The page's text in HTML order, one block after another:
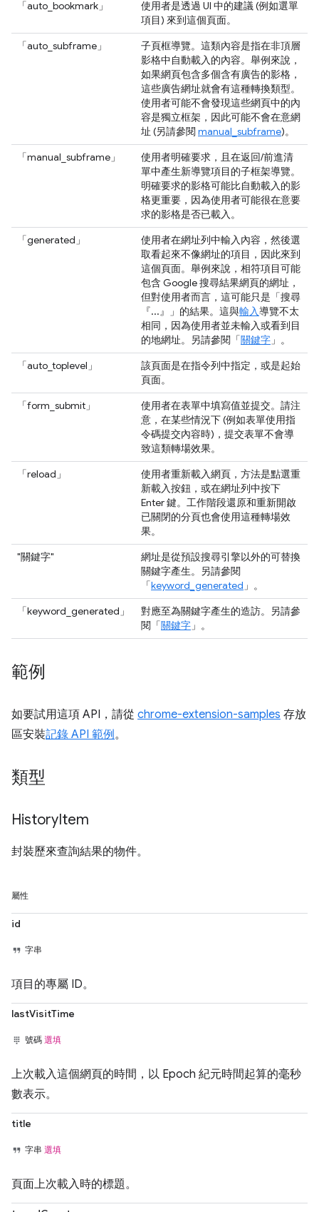
「auto_bookmark」
使用者是透過 UI 中的建議 (例如選單
項目) 來到這個頁面。
「auto_subframe」
子頁框導覽。這類內容是指在非頂層
影格中自動載入的內容。舉例來說，
如果網頁包含多個含有廣告的影格，
這些廣告網址就會有這種轉換類型。
使用者可能不會發現這些網頁中的內
容是獨立框架，因此可能不會在意網
址 (另請參閱 manual_subframe)。
「manual_subframe」
使用者明確要求，且在返回/前進清
單中產生新導覽項目的子框架導覽。
明確要求的影格可能比自動載入的影
格更重要，因為使用者可能很在意要
求的影格是否已載入。
「generated」
使用者在網址列中輸入內容，然後選
取看起來不像網址的項目，因此來到
這個頁面。舉例來說，相符項目可能
包含 Google 搜尋結果網頁的網址，
但對使用者而言，這可能只是「搜尋
『...』」的結果。這與輸入導覽不太
相同，因為使用者並未輸入或看到目
的地網址。另請參閱「關鍵字 」。
「auto_toplevel」
該頁面是在指令列中指定，或是起始
頁面。
「form_submit」
使用者在表單中填寫值並提交。請注
意，在某些情況下 (例如表單使用指
令碼提交內容時)，提交表單不會導
致這類轉場效果。
「reload」
使用者重新載入網頁，方法是點選重
新載入按鈕，或在網址列中按下
Enter 鍵。工作階段還原和重新開啟
已關閉的分頁也會使用這種轉場效
果。
"關鍵字"
網址是從預設搜尋引擎以外的可替換
關鍵字產生。另請參閱
「keyword_generated 」。
「keyword_generated」
對應至為關鍵字產生的造訪。另請參
閱「關鍵字 」。
範例
如要試用這項 API，請從 chrome-extension-samples 存放
區安裝記錄 API 範例。
類型
HistoryItem
封裝歷來查詢結果的物件。
屬性
id
字串
項目的專屬 ID。
lastVisitTime
號碼 選填
上次載入這個網頁的時間，以 Epoch 紀元時間起算的毫秒
數表示。
title
字串 選填
頁面上次載入時的標題。